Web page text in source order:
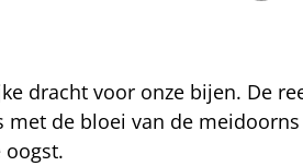
dracht voor onze bijen. De
de bloei van de